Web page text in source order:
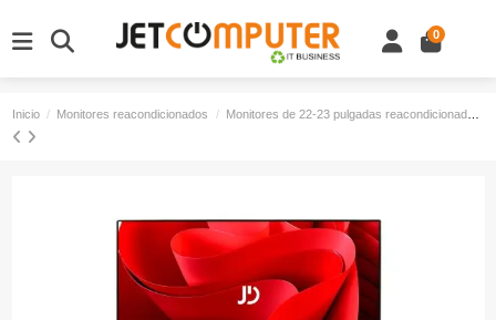
0
Inicio Monitores reacondicionados Monitores de 22-23 pulgadas reacondicionados